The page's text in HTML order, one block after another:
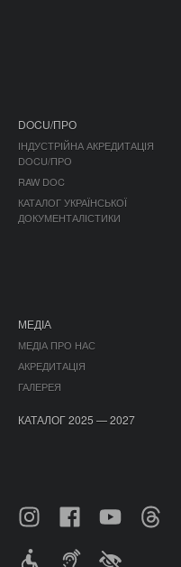
DOCU/ПРО
ІНДУСТРІЙНА АКРЕДИТАЦІЯ
DOCU/ПРО
RAW DOC
КАТАЛОГ УКРАЇНСЬКОЇ
ДОКУМЕНТАЛІСТИКИ
МЕДІА
МЕДІА ПРО НАС
АКРЕДИТАЦІЯ
ГАЛЕРЕЯ
КАТАЛОГ 2025 — 2027